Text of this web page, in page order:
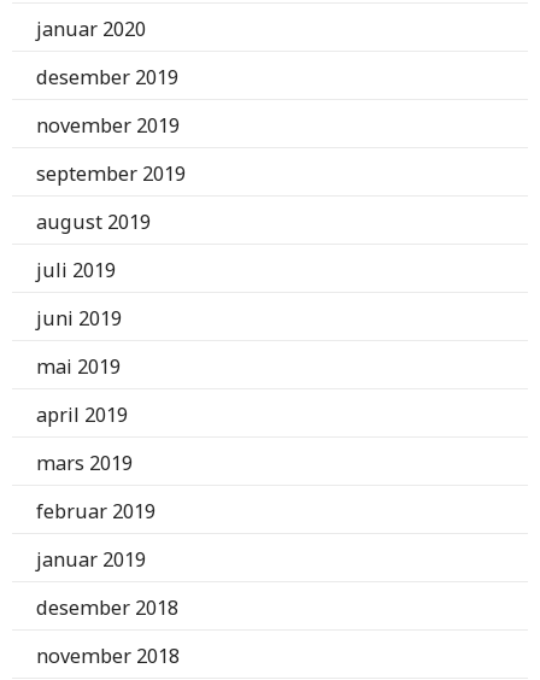
januar 2020
desember 2019
november 2019
september 2019
august 2019
juli 2019
juni 2019
mai 2019
april 2019
mars 2019
februar 2019
januar 2019
desember 2018
november 2018